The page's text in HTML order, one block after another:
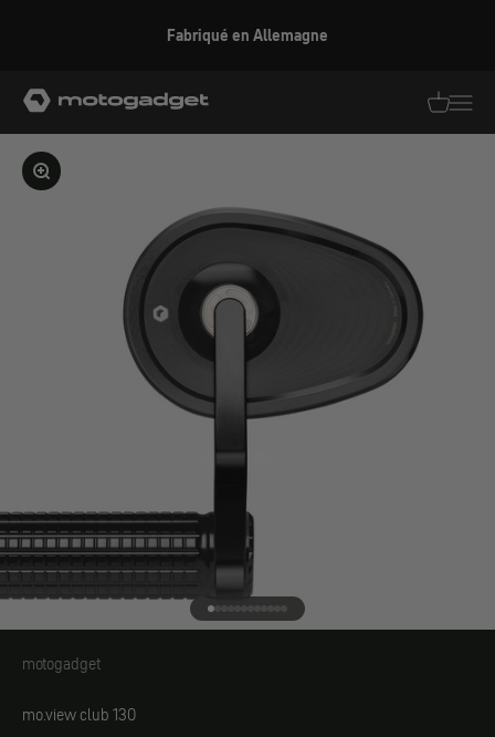
Fabriqué en Allemagne
motogadget GmbH
Agrandir l'image
Aller à l'élément 1
Aller à l'élément 2
Aller à l'élément 3
Aller à l'élément 4
Aller à l'élément 5
Aller à l'élément 6
Aller à l'élément 7
Aller à l'élément 8
Aller à l'élément 9
Aller à l'élément 10
Aller à l'élément 11
Aller à l'élément 12
motogadget
motogadget
mo.view club 130